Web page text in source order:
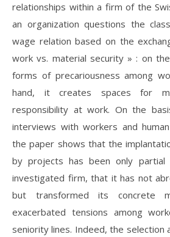
relationships within a firm of the
an organization questions the
wage relation based on the
work vs. material security » : on
forms of precariousness among
hand, it creates spaces for
responsibility at work. On the
interviews with workers and
the paper shows that the
by projects has been only partial
investigated firm, that it has not
but transformed its concrete
exacerbated tensions among
seniority lines. Indeed, the selection